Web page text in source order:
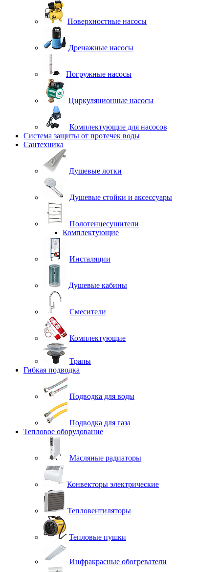
Поверхностные насосы
Дренажные насосы
Погружные насосы
Циркуляционные насосы
Комплектующие для насосов
Система защиты от протечек воды
Сантехника
Душевые лотки
Душевые стойки и аксессуары
Полотенцесушители
Комплектующие
Инсталяции
Душевые кабины
Смесители
Комплектующие
Трапы
Гибкая подводка
Подводка для воды
Подводка для газа
Тепловое оборудование
Масляные радиаторы
Конвекторы электрические
Тепловентиляторы
Тепловые пушки
Инфракрасные обогреватели